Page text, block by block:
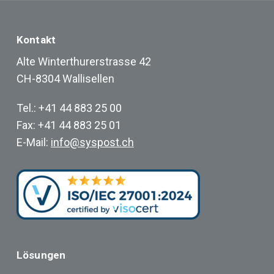
Organisationen
Kontakt
Alte Winterthurerstrasse 42
CH-8304 Wallisellen
Tel.: +41 44 883 25 00
Fax: +41 44 883 25 01
E-Mail: info@syspost.ch
Lösungen